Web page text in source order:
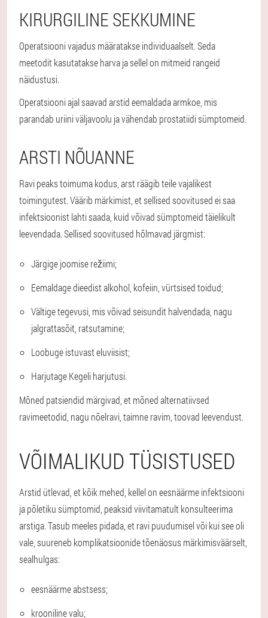
KIRURGILINE SEKKUMINE
Operatsiooni vajadus määratakse individuaalselt. Seda
meetodit kasutatakse harva ja sellel on mitmeid rangeid
näidustusi.
Operatsiooni ajal saavad arstid eemaldada armkoe, mis
parandab uriini väljavoolu ja vähendab prostatiidi sümptomeid.
ARSTI NÕUANNE
Ravi peaks toimuma kodus, arst räägib teile vajalikest
toimingutest. Väärib märkimist, et sellised soovitused ei saa
infektsioonist lahti saada, kuid võivad sümptomeid täielikult
leevendada. Sellised soovitused hõlmavad järgmist:
Järgige joomise režiimi;
Eemaldage dieedist alkohol, kofeiin, vürtsised toidud;
Vältige tegevusi, mis võivad seisundit halvendada, nagu
jalgrattasõit, ratsutamine;
Loobuge istuvast eluviisist;
Harjutage Kegeli harjutusi.
Mõned patsiendid märgivad, et mõned alternatiivsed
ravimeetodid, nagu nõelravi, taimne ravim, toovad leevendust.
VÕIMALIKUD TÜSISTUSED
Arstid ütlevad, et kõik mehed, kellel on eesnäärme infektsiooni
ja põletiku sümptomid, peaksid viivitamatult konsulteerima
arstiga. Tasub meeles pidada, et ravi puudumisel või kui see oli
vale, suureneb komplikatsioonide tõenäosus märkimisväärselt,
sealhulgas:
eesnäärme abstsess;
krooniline valu;